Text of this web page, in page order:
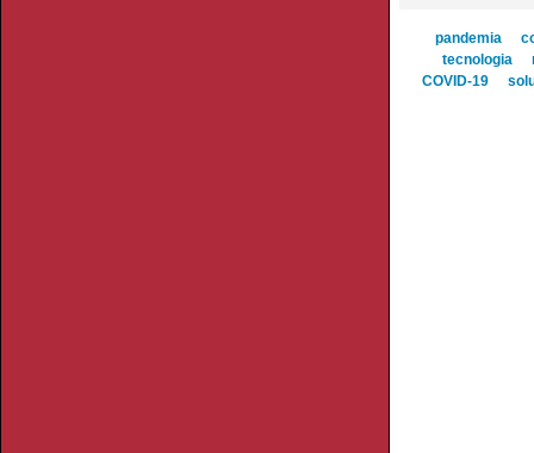
pandemia
tecnologia
COVID-19